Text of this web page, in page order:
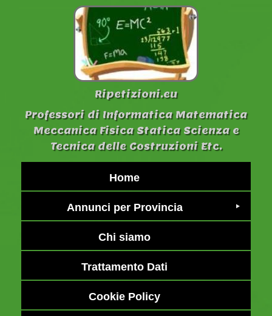
Ripetizioni.eu
Professori di Informatica Matematica
Meccanica Fisica Statica Scienza e
Tecnica delle Costruzioni Etc.
Home
Annunci per Provincia
Chi siamo
Trattamento Dati
Cookie Policy